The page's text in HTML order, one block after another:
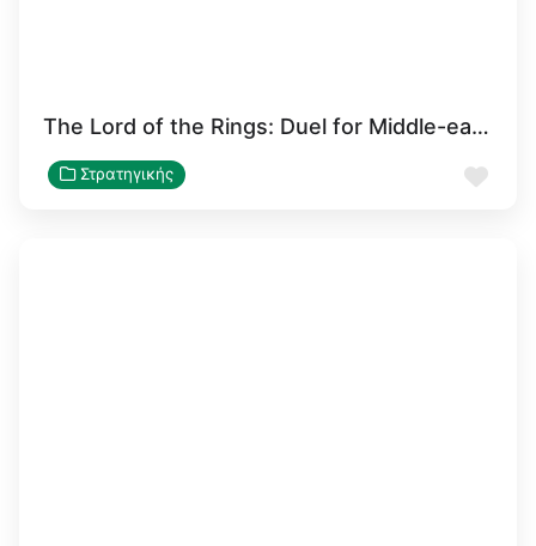
The Lord of the Rings: Duel for Middle-earth
Στρατηγικής